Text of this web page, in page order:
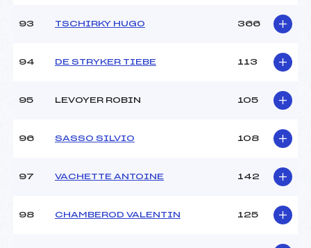
93 TSCHIRKY HUGO 366
94 DE STRYKER TIEBE 113
95 LEVOYER ROBIN 105
96 SASSO SILVIO 108
97 VACHETTE ANTOINE 142
98 CHAMBEROD VALENTIN 125